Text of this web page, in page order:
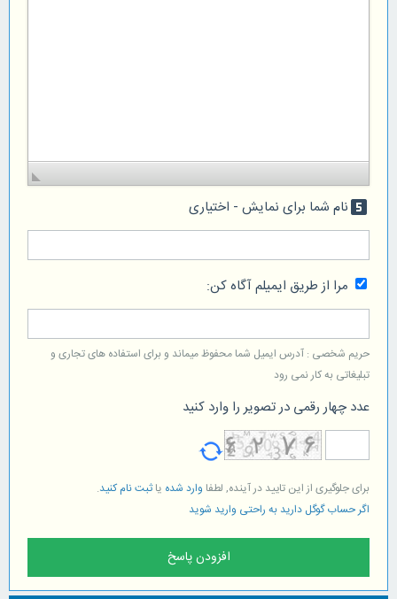
looks_5نام شما برای نمایش - اختیاری
مرا از طریق ایمیلم آگاه کن:
حریم شخصی : آدرس ایمیل شما محفوظ میماند و برای استفاده های تجاری و
تبلیغاتی به کار نمی رود
عدد چهار رقمی در تصویر را وارد کنید
برای جلوگیری از این تایید در آینده, لطفا وارد شده یاثبت نام کنید.
اگر حساب گوگل دارید به راحتی وارید شوید